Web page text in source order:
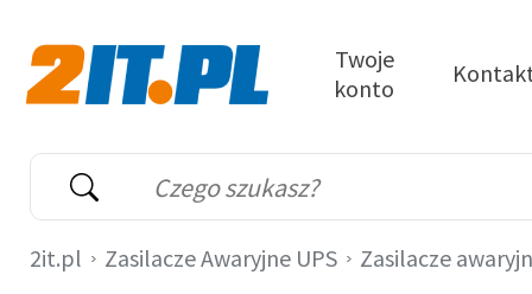
Wyszukiwarka
Słowo kluczowe
Twoje
konto
2it.pl Zasilacze Awaryjne UPS Zasilacze